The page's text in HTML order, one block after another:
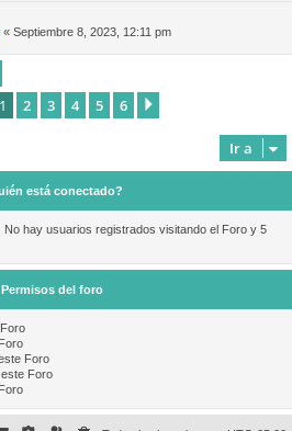
« Septiembre 8, 2023, 12:11 pm
1 2 3 4 5 6
Ir a
está conectado?
hay usuarios registrados visitando el Foro y 5
Permisos del foro
Foro
Foro